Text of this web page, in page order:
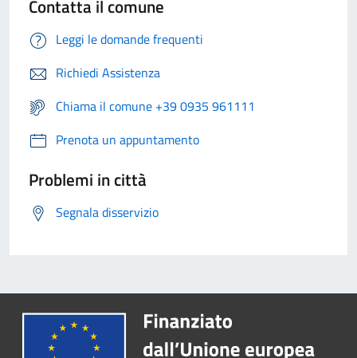
Contatta il comune
Leggi le domande frequenti
Richiedi Assistenza
Chiama il comune +39 0935 961111
Prenota un appuntamento
Problemi in città
Segnala disservizio